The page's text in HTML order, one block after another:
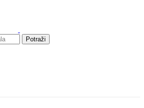
Potraži